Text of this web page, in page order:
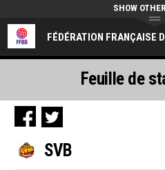
FÉDÉRATION FRANÇAISE
SHOW
SVB
Feuille de